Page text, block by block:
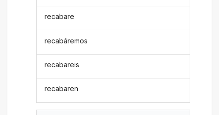
recabare
recabáremos
recabareis
recabaren